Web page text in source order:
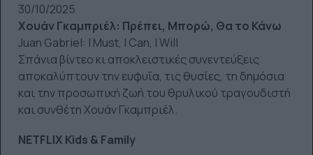
30/10/2025
Χουάν Γκαμπριέλ: Πρέπει, Μπορώ, Θα το Κάνω
Juan Gabriel: I Must, I Can, I Will
Σπάνια βίντεο κι αποκλειστικές συνεντεύξεις
αποκαλύπτουν την ευφυΐα, τις θυσίες, τη δημόσια
και την προσωπική ζωή του θρυλικού τραγουδιστή
και συνθέτη Χουάν Γκαμπριέλ.
NETFLIX Kids & Family